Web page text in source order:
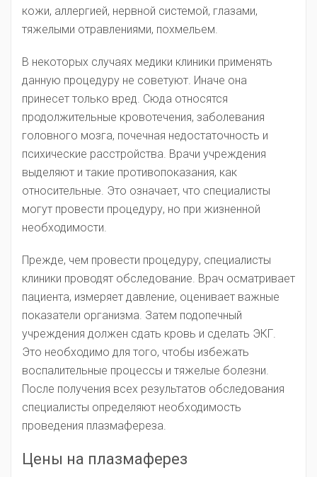
кожи, аллергией, нервной системой, глазами,
тяжелыми отравлениями, похмельем.
В некоторых случаях медики клиники применять
данную процедуру не советуют. Иначе она
принесет только вред. Сюда относятся
продолжительные кровотечения, заболевания
головного мозга, почечная недостаточность и
психические расстройства. Врачи учреждения
выделяют и такие противопоказания, как
относительные. Это означает, что специалисты
могут провести процедуру, но при жизненной
необходимости.
Прежде, чем провести процедуру, специалисты
клиники проводят обследование. Врач осматривает
пациента, измеряет давление, оценивает важные
показатели организма. Затем подопечный
учреждения должен сдать кровь и сделать ЭКГ.
Это необходимо для того, чтобы избежать
воспалительные процессы и тяжелые болезни.
После получения всех результатов обследования
специалисты определяют необходимость
проведения плазмафереза.
Цены на плазмаферез